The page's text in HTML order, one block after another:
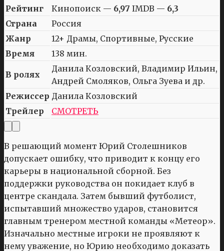
Рейтинг Кинопоиск — 6,97 IMDB — 6,3
Страна
Россия
Жанр
12+ Драмы, Спортивные, Русские
Время
138 мин.
В ролях
Данила Козловский, Владимир Ильин,
Андрей Смоляков, Ольга Зуева и др.
Режиссер Данила Козловский
Трейлер
СМОТРЕТЬ
В решающий момент Юрий Столешников
допускает ошибку, что приводит к концу его
карьеры в национальной сборной. Без
поддержки руководства он покидает клуб в
центре скандала. Затем бывший футболист,
испытавший множество ударов, становится
главным тренером местной команды «Метеор».
Изначально местные игроки не проявляют к
нему уважение, но Юрию необходимо доказать